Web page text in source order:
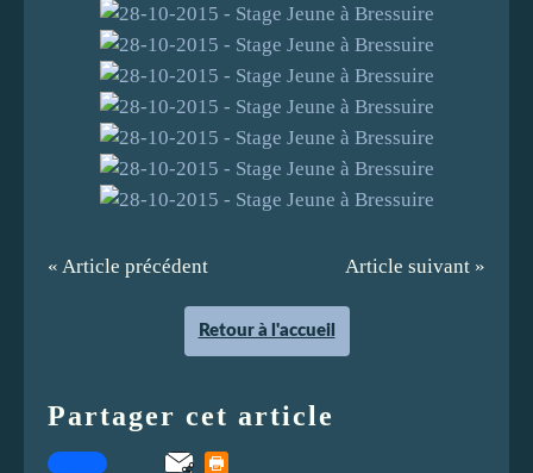
« Article précédent Article suivant »
Retour à l'accueil
Partager cet article